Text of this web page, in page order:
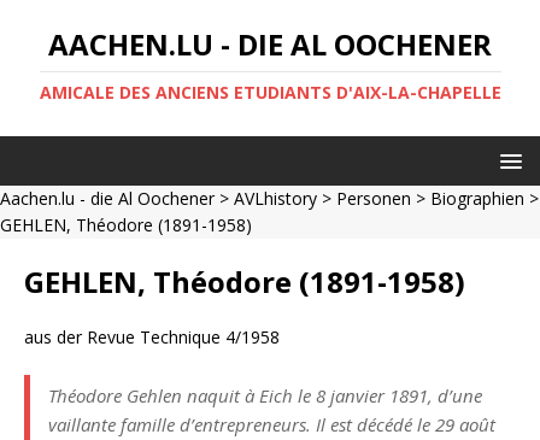
AACHEN.LU - DIE AL OOCHENER
AMICALE DES ANCIENS ETUDIANTS D'AIX-LA-CHAPELLE
Aachen.lu - die Al Oochener> AVLhistory > Personen > Biographien >
GEHLEN, Théodore (1891-1958)
GEHLEN, Théodore (1891-1958)
aus der Revue Technique 4/1958
Théodore Gehlen naquit à Eich le 8 janvier 1891, d’une
vaillante famille d’entrepreneurs. Il est décédé le 29 août